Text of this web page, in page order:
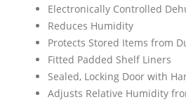
Electronically Controlled
Reduces Humidity
Protects Stored Items from
Fitted Padded Shelf Liners
Sealed, Locking Door with
Adjusts Relative Humidity